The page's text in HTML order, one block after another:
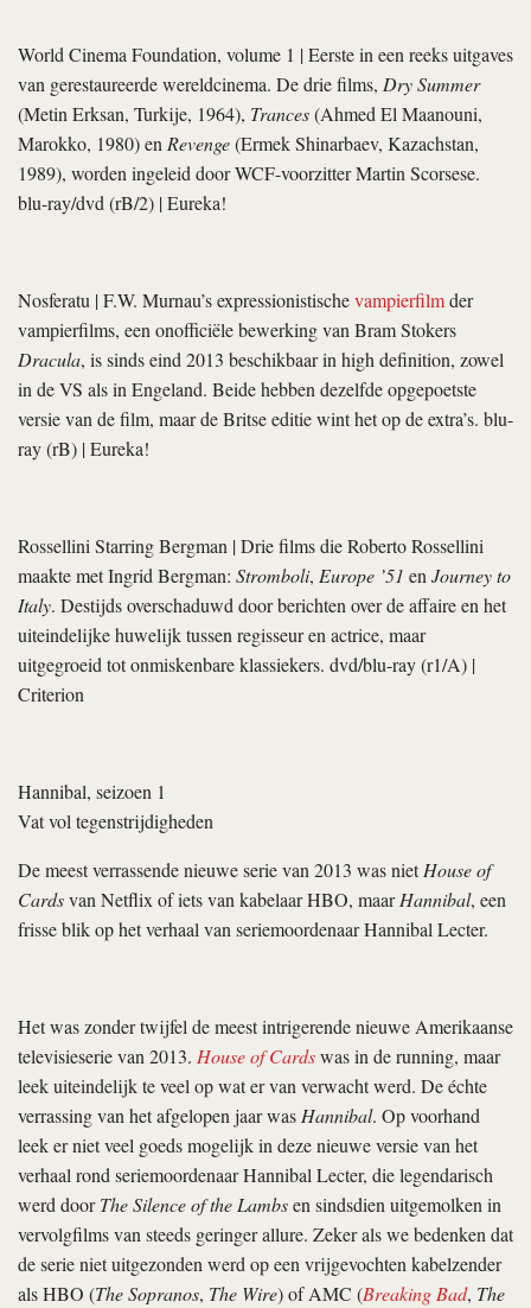
World Cinema Foundation, volume 1 | Eerste in een reeks uitgaves
van gerestaureerde wereldcinema. De drie films, Dry Sum­mer
(Metin Erksan, Tur­kije, 1964), Trances(Ahmed El Maanouni,
Marokko, 1980) enRevenge(Ermek Shinarbaev, Kazachstan,
1989), worden ingeleid door WCF-­voorzitter Martin Scorsese.
blu-ray/dvd (rB/2) | Eureka!
Nosferatu | F.W. Murnau’s expressionistischevampierfilmder
vampierfilms, een onofficiële bewerking van Bram Stokers
Dracula, is sinds eind 2013 beschikbaar in high definition, zowel
in de VS als in Engeland. Beide hebben dezelfde opgepoetste
versie van de film, maar de Britse editie wint het op de extra’s. blu-
ray (rB) | Eureka!
Rossellini Starring Bergman | Drie films die Roberto Rossellini
maakte met Ingrid Bergman: Stromboli, Europe ’51 enJourney to
Italy. Destijds overschaduwd door berichten over de affaire en het
uiteindelijke huwelijk tussen regisseur en actrice, maar
uitgegroeid tot onmiskenbare klassiekers. dvd/blu-ray (r1/A) |
Criterion
Hannibal, seizoen 1
Vat vol tegenstrijdigheden
De meest verrassende nieuwe serie van 2013 was nietHouse of
Cardsvan Netflix of iets van kabelaar HBO, maarHannibal, een
frisse blik op het verhaal van seriemoordenaar Hannibal Lecter.
Het was zonder twijfel de meest intrigerende nieuwe Amerikaanse
televisieserie van 2013. House of Cardswas in de running, maar
leek uiteindelijk te veel op wat er van verwacht werd. De échte
verrassing van het afgelopen jaar wasHannibal. Op voorhand
leek er niet veel goeds mogelijk in deze nieuwe versie van het
verhaal rond seriemoordenaar Hannibal Lecter, die legendarisch
werd doorThe Silence of the Lambsen sindsdien uitgemolken in
vervolgfilms van steeds geringer allure. Zeker als we bedenken dat
de serie niet uitgezonden werd op een vrijgevochten kabelzender
als HBO (The Sopranos, The Wire) of AMC (Breaking Bad, The